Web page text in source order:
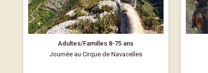
Adultes/Familles 8-75 ans
Journée au Cirque de Navacelles